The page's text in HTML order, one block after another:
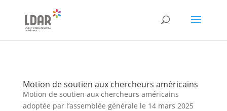
Motion de soutien aux chercheurs américains
Motion de soutien aux chercheurs américains
adoptée par l’assemblée générale le 14 mars 2025